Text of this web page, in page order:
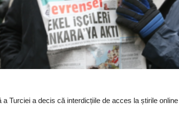
a Turciei a decis că interdicțiile de acces la știrile